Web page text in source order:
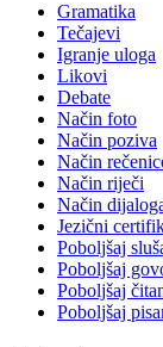
Gramatika
Tečajevi
Igranje uloga
Likovi
Debate
Način foto
Način poziva
Način
Način riječi
Način
Jezični
Poboljšaj
Poboljšaj
Poboljšaj
Poboljšaj